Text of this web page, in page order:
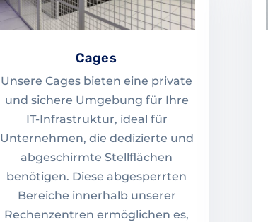
Cages
Unsere Cages bieten eine private
und sichere Umgebung für Ihre
IT-Infrastruktur, ideal für
Unternehmen, die dedizierte und
abgeschirmte Stellflächen
benötigen. Diese abgesperrten
Bereiche innerhalb unserer
Rechenzentren ermöglichen es,